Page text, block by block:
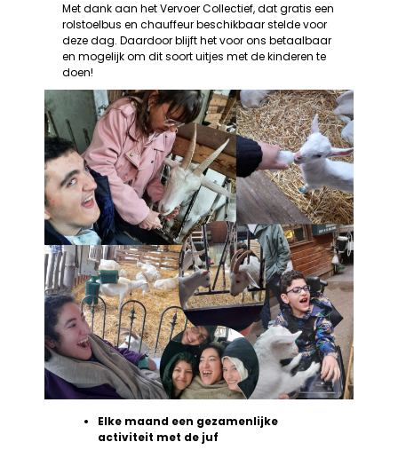
Met dank aan het Vervoer Collectief, dat gratis een
rolstoelbus en chauffeur beschikbaar stelde voor
deze dag. Daardoor blijft het voor ons betaalbaar
en mogelijk om dit soort uitjes met de kinderen te
doen!
Elke maand een gezamenlijke
activiteit met de juf